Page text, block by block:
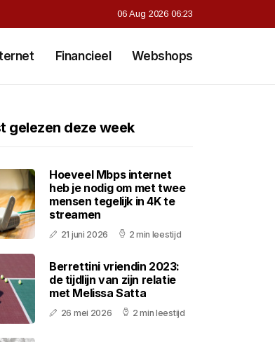
06 Aug 2026 06:23
Financieel Webshops
gelezen deze week
Hoeveel Mbps internet
heb je nodig om met twee
mensen tegelijk in 4K te
streamen
21 juni 2026 2 min leestijd
Berrettini vriendin 2023:
de tijdlijn van zijn relatie
met Melissa Satta
26 mei 2026 2 min leestijd